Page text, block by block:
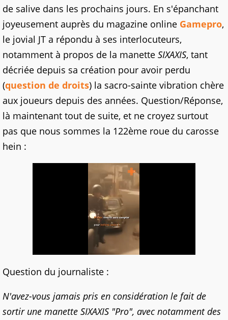
de salive dans les prochains jours. En s'épanchant
joyeusement auprès du magazine online Gamepro,
le jovial JT a répondu à ses interlocuteurs,
notamment à propos de la manette SIXAXIS, tant
décriée depuis sa création pour avoir perdu
(question de droits) la sacro-sainte vibration chère
aux joueurs depuis des années. Question/Réponse,
là maintenant tout de suite, et ne croyez surtout
pas que nous sommes la 122ème roue du carosse
hein :
Question du journaliste :
N'avez-vous jamais pris en considération le fait de
sortir une manette SIXAXIS "Pro", avec notamment des